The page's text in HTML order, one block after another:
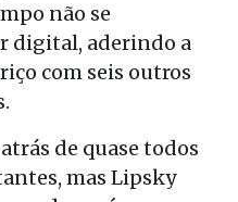
não se
digital, aderindo a
com seis outros
de quase todos
mas Lipsky